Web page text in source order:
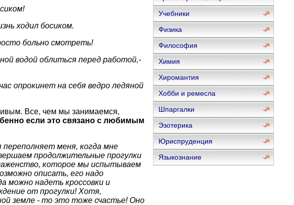
ходил босиком.
больно смотреть!
водой облиться перед работой,-
опрокинет на себя ведро ледяной
Все, чем мы занимаемся,
если это связано с любимым
меня, когда мне
продолжительные прогулки
которое мы испытываем
описать, его надо
можно надеть кроссовки и
от прогулки! Хотя,
земле - то это тоже счастье! Оно
Учебники
Физика
Философия
Химия
Хиромантия
Хобби и ремесла
Шпаргалки
Эзотерика
Юриспруденция
Языкознание